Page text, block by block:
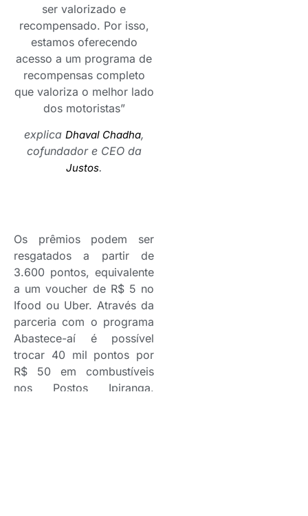
ser valorizado e
recompensado. Por isso,
estamos oferecendo
acesso a um programa de
recompensas completo
que valoriza o melhor lado
dos motoristas”
explica Dhaval Chadha,
cofundador e CEO da
Justos.
Os prêmios podem ser
resgatados a partir de
3.600 pontos, equivalente
a um voucher de R$ 5 no
Ifood ou Uber. Através da
parceria com o programa
Abastece-aí é possível
trocar 40 mil pontos por
R$ 50 em combustíveis
nos Postos Ipiranga.